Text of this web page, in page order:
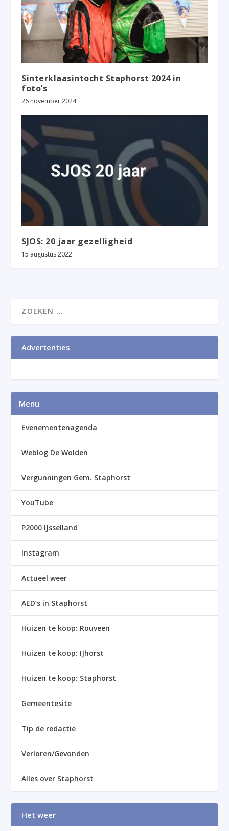
Sinterklaasintocht Staphorst 2024 in
foto’s
26 november 2024
SJOS: 20 jaar gezelligheid
15 augustus 2022
Advertenties
Menu
Evenementenagenda
Weblog De Wolden
Vergunningen Gem. Staphorst
YouTube
P2000 IJsselland
Instagram
Actueel weer
AED’s in Staphorst
Huizen te koop: Rouveen
Huizen te koop: IJhorst
Huizen te koop: Staphorst
Gemeentesite
Tip de redactie
Verloren/Gevonden
Alles over Staphorst
Het weer